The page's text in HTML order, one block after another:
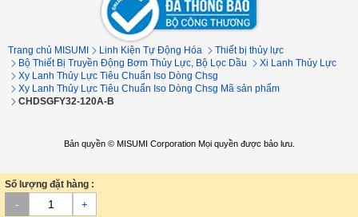
Trang chủ MISUMI Linh Kiện Tự Động Hóa
Thiết bị thủy lực
Bộ Thiết Bị Truyền Động Bơm Thủy Lực, Bộ Lọc Dầu
Xi Lanh Thủy Lực
Xy Lanh Thủy Lực Tiêu Chuẩn Iso Dòng Chsg
Xy Lanh Thủy Lực Tiêu Chuẩn Iso Dòng Chsg Mã sản phẩm
CHDSGFY32-120A-B
Bản quyền © MISUMI Corporation Mọi quyền được bảo lưu.
Số lượng đặt hàng :
- +